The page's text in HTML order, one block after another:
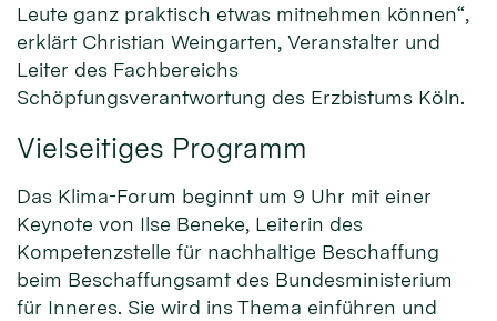
Leute ganz praktisch etwas mitnehmen können“,
erklärt Christian Weingarten, Veranstalter und
Leiter des Fachbereichs
Schöpfungsverantwortung des Erzbistums Köln.
Vielseitiges Programm
Das Klima-Forum beginnt um 9 Uhr mit einer
Keynote von Ilse Beneke, Leiterin des
Kompetenzstelle für nachhaltige Beschaffung
beim Beschaffungsamt des Bundesministerium
für Inneres. Sie wird ins Thema einführen und